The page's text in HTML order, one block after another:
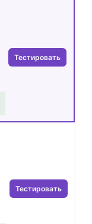
Тестировать
Тестировать